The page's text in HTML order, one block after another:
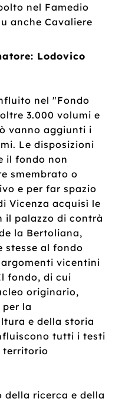
nel Famedio
anche Cavaliere
Lodovico
nel "Fondo
3.000 volumi e
vanno aggiunti i
Le disposizioni
il fondo non
smembrato o
e per far spazio
Vicenza acquisì le
il palazzo di contrà
la Bertoliana,
stesse al fondo
vicentini
fondo, di cui
originario,
la
e della storia
tutti i testi
territorio
ricerca e della